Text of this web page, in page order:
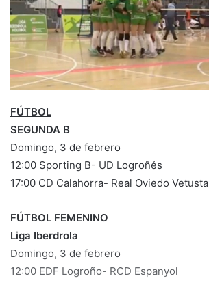
e
m
a
i
l
FÚTBOL
SEGUNDA B
Domingo, 3 de febrero
12:00 Sporting B- UD Logroñés
17:00 CD Calahorra- Real Oviedo Vetusta
FÚTBOL FEMENINO
Liga Iberdrola
Domingo, 3 de febrero
12:00 EDF Logroño- RCD Espanyol